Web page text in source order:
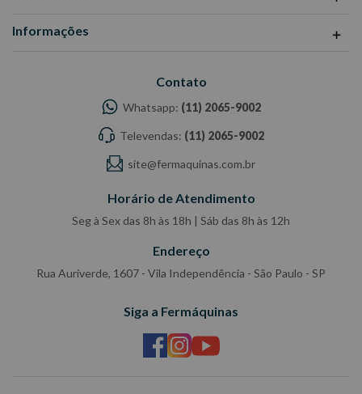
Informações
Contato
Whatsapp: (11) 2065-9002
Televendas: (11) 2065-9002
site@fermaquinas.com.br
Horário de Atendimento
Seg à Sex das 8h às 18h | Sáb das 8h às 12h
Endereço
Rua Auriverde, 1607 - Vila Independência - São Paulo - SP
Siga a Fermáquinas